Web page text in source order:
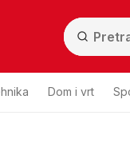
Dom i vrt